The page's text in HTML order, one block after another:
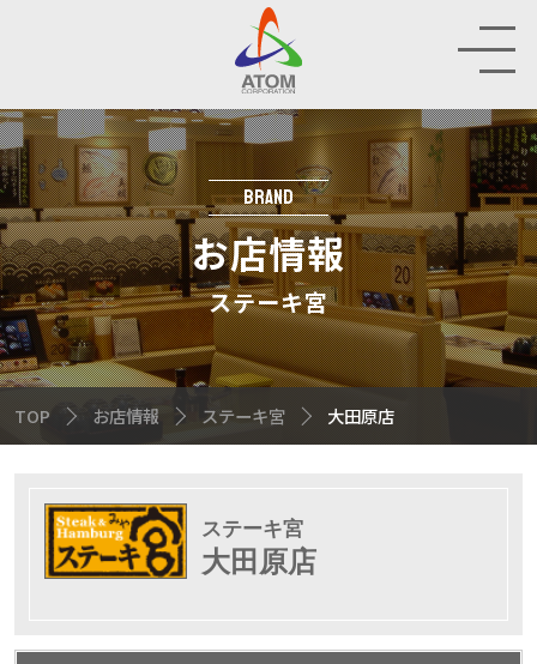
店
情
報
IR
BRAND
お店情報
ステーキ宮
TOP お店情報 ステーキ宮 大田原店
ステーキ宮
大田原店